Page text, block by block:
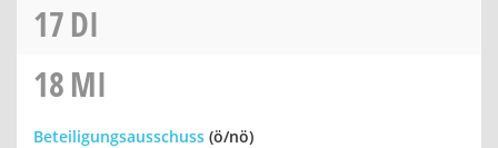
17DI
18MI
Beteiligungsausschuss (ö/nö)